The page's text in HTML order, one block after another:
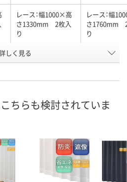
レース：幅1000×高
さ1330mm 2枚入
り
レース：幅
さ1760mm
り
J710327 J710328
8月19日（水）まで
カゴへ カ
しく見る
ちらも検討されていま